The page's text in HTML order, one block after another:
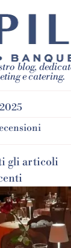
blog,
e catering.
gli articoli